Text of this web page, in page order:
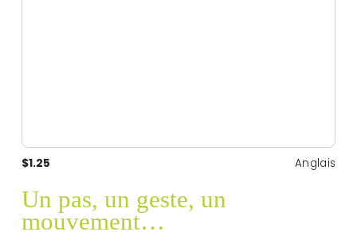
$1.25 Anglais
Un pas, un geste, un
mouvement…